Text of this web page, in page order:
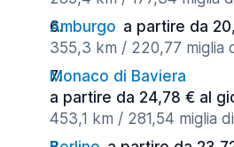
Amburgo a partire da
355,3 km / 220,77 miglia
Monaco di Baviera
a partire da 24,78 € al
453,1 km / 281,54 miglia